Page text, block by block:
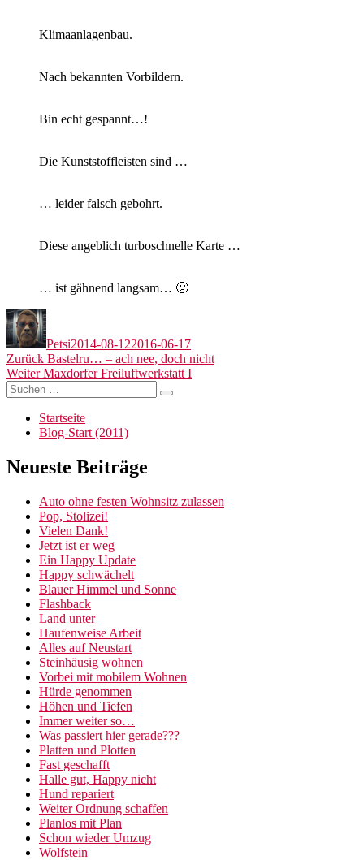
Klimaanlagenbau.
Nach bekannten Vorbildern.
Bin echt gespannt…!
Die Kunststoffleisten sind …
… leider falsch gebohrt.
Diese angeblich turboschnelle Karte …
… ist gähnend langsam… 🙁
Autor
Petsi2014-08-122016-06-17
Beitragsnavigation
Zurück Vorheriger
Beitrag:
Bastelru… – ach nee, doch nicht
Weiter Nächster
Beitrag:
Maxdorfer Freiluftwerkstatt I
Suchen
nach:
Suchen
Startseite
Blog-Start (2011)
Neueste Beiträge
Auto ohne festen Wohnsitz zulassen
Pop, Stolizei!
Vielen Dank!
Jetzt ist er weg
Ein Happy Update
Happy schwächelt
Blauer Himmel und Sonne
Flashback
Land unter
Haufenweise Arbeit
Alles auf Neustart
Steinhäusig wohnen
Vorbei mit mobilem Wohnen
Hürde genommen
Höhen und Tiefen
Immer weiter so…
Was passiert hier gerade???
Platten und Plotten
Fast geschafft
Halle gut, Happy nicht
Hund repariert
Weiter Ordnung schaffen
Planlos mit Plan
Schon wieder Umzug
Wolfstein